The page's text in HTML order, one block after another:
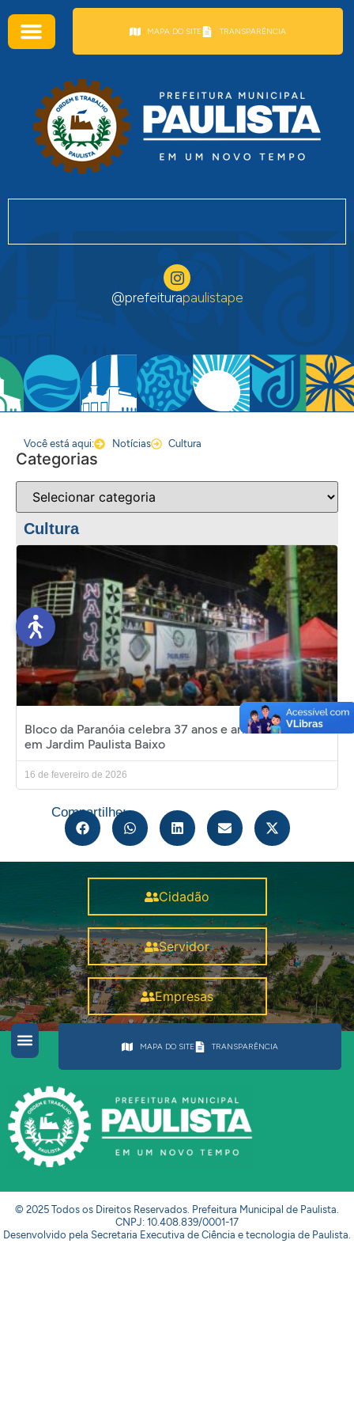
MAPA DO SITE TRANSPARÊNCIA
@prefeiturapaulistape
Você está aqui: Notícias Cultura
Categorias
Cultura
Bloco da Paranóia celebra 37 anos e arrasta multidão
em Jardim Paulista Baixo
16 de fevereiro de 2026
Compartilhe:
Cidadão
Servidor
Empresas
MAPA DO SITE TRANSPARÊNCIA
© 2025 Todos os Direitos Reservados. Prefeitura Municipal de Paulista.
CNPJ: 10.408.839/0001-17
Desenvolvido pela Secretaria Executiva de Ciência e tecnologia de Paulista.